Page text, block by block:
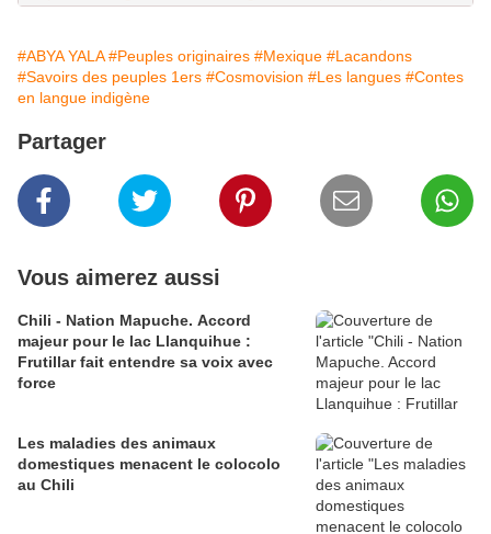
#ABYA YALA #Peuples originaires #Mexique #Lacandons
#Savoirs des peuples 1ers #Cosmovision #Les langues #Contes
en langue indigène
Partager
Vous aimerez aussi
Chili - Nation Mapuche. Accord
majeur pour le lac Llanquihue :
Frutillar fait entendre sa voix avec
force
Les maladies des animaux
domestiques menacent le colocolo
au Chili